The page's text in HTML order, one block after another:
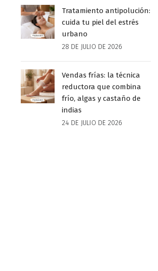
Tratamiento antipolución:
cuida tu piel del estrés
urbano
28 DE JULIO DE 2026
Vendas frías: la técnica
reductora que combina
frío, algas y castaño de
indias
24 DE JULIO DE 2026